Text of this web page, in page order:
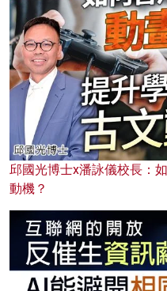
邱國光博士x潘詠儀校長：
動機？